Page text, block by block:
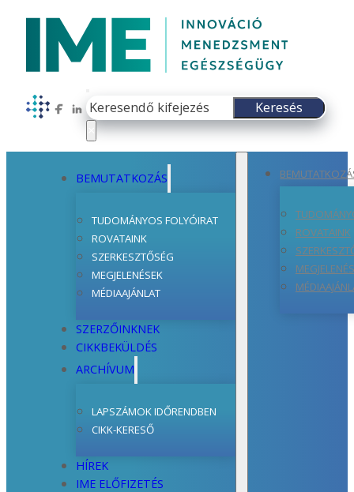
Follow us on Facebook
Follow us on LinkedIn
Keresés
Keresés
BEMUTATKOZÁS
TUDOMÁNYOS FOLYÓIRAT
ROVATAINK
SZERKESZTŐSÉG
MEGJELENÉSEK
MÉDIAAJÁNLAT
SZERZŐINKNEK
CIKKBEKÜLDÉS
ARCHÍVUM
LAPSZÁMOK IDŐRENDBEN
CIKK-KERESŐ
HÍREK
IME ELŐFIZETÉS
ROVATAINK